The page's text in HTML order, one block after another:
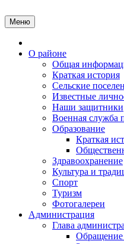
к
содержимому
Меню
О районе
Общая
Краткая история
Сельские
Известные
Наши защитники
Военная служба
Образование
Краткая
Здравоохранение
Культура и
Спорт
Туризм
Фотогалереи
Администрация
Глава
Обращение